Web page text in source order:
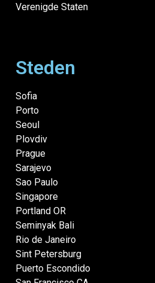
Verenigde Staten
Steden
Sofia
Porto
Seoul
Plovdiv
Prague
Sarajevo
Sao Paulo
Singapore
Portland OR
Seminyak Bali
Rio de Janeiro
Sint Petersburg
Puerto Escondido